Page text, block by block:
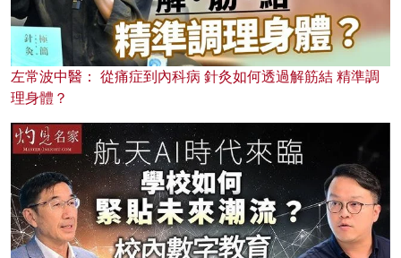
左常波中醫： 從痛症到內科病 針灸如何透過解筋結 精準調
理身體？